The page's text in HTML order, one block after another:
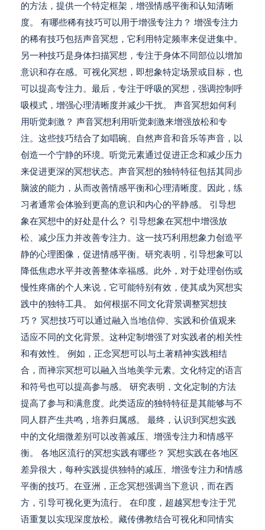
的方法，提供一个特定框架，增强情感平衡和认知清晰
度。 有哪些稀有技巧可以用于增强专注力？ 增强专注力
的稀有技巧包括声音冥想，它利用特定频率来促进集中。
另一种技巧是身体扫描冥想，专注于身体不同部位以增加
意识和存在感。可视化冥想，即想象特定场景或目标，也
可以提高专注力。最后，专注于呼吸的冥想，强调控制呼
吸模式，增强心理清晰度并减少干扰。 声音冥想如何利
用听觉刺激？ 声音冥想利用听觉刺激来增强放松和专
注。这些技巧结合了如唱碗、自然声音和音乐等声音，以
创造一个宁静的环境。听觉元素通过促进正念和减少压力
来促进更深的冥想状态。声音冥想的独特特征包括其同步
脑波的能力，从而改善情感平衡和心理清晰度。因此，练
习者通常会体验到更高的意识和内心的平静感。 引导想
象在冥想中的好处是什么？ 引导想象在冥想中增强放
松、减少压力并改善专注力。这一技巧利用想象力创造平
静的心理图像，促进情感平衡。研究表明，引导想象可以
降低焦虑水平并改善整体幸福感。此外，对于处理创伤或
慢性疼痛的个人来说，它可能特别有效，使其成为冥想实
践中的独特工具。 如何根据不同文化背景调整冥想技
巧？ 冥想技巧可以通过融入当地信仰、实践和价值观来
适应不同的文化背景。这种定制增强了对实践者的相关性
和有效性。 例如，正念冥想可以与土著精神实践相结
合，而禅宗冥想可以融入当地美学元素。文化特定的语言
和符号也可以提高参与感。 研究表明，文化定制的方法
提高了参与和满意度。此类适应的独特特征是其能够与不
同人群产生共鸣，培养归属感。 最终，认识到冥想实践
中的文化细微差别可以改善减压、增强专注力和情感平
衡。 各地区流行的冥想实践有哪些？ 冥想实践在各地区
差异很大，每种实践提供独特的减压、增强专注力和情感
平衡的技巧。在亚洲，正念冥想强调当下意识，而在西
方，引导可视化更为流行。 在印度，超越冥想专注于咒
语重复以实现深度放松。藏传佛教结合可视化和同情实